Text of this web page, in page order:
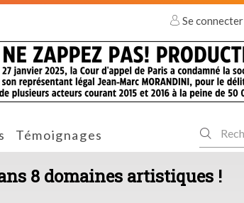
Se connecter
Témoignages
8 domaines artistiques !